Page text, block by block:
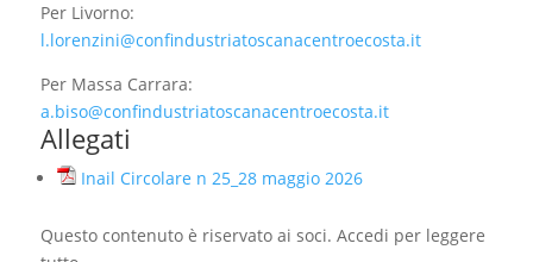
Per Livorno:
l.lorenzini@confindustriatoscanacentroecosta.it
Per Massa Carrara:
a.biso@confindustriatoscanacentroecosta.it
Allegati
Inail Circolare n 25_28 maggio 2026
Questo contenuto è riservato ai soci. Accedi per leggere